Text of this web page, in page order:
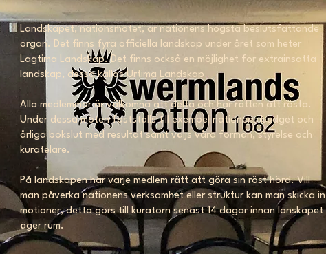
Landskapet, nationsmötet, är nationens högsta beslutsfattande
organ. Det finns fyra officiella landskap under året som heter
Lagtima Landskap. Det finns också en möjlighet för extrainsatta
landskap, dessa kallas Urtima Landskap
Alla medlemmar är välkomna att delta och har rätten att rösta.
Under dessa möten fastställs till exempel nationens budget och
årliga bokslut med resultat samt väljs våra förmän, styrelse och
kuratelare.
På landskapen har varje medlem rätt att göra sin röst hörd. Vill
man påverka nationens verksamhet eller struktur kan man skicka in
motioner, detta görs till kuratorn senast 14 dagar innan lanskapet
äger rum.